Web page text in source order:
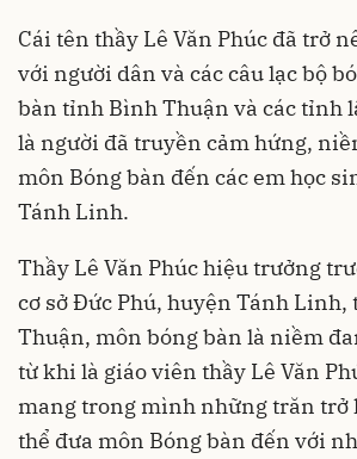
Cái tên thầy Lê Văn Phúc đã trở
với người dân và các câu lạc bộ
bàn tỉnh Bình Thuận và các tỉnh
là người đã truyền cảm hứng,
môn Bóng bàn đến các em học
Tánh Linh.
Thầy Lê Văn Phúc hiệu trưởng
cơ sở Đức Phú, huyện Tánh
Thuận, môn bóng bàn là niềm
từ khi là giáo viên thầy Lê Văn
mang trong mình những trăn trở
thể đưa môn Bóng bàn đến với